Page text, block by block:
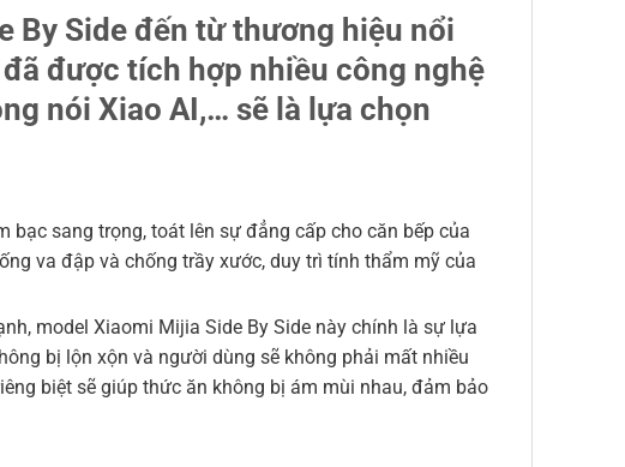
By Side đến từ thương hiệu nổi
được tích hợp nhiều công nghệ
nói Xiao AI,… sẽ là lựa chọn
bạc sang trọng, toát lên sự đẳng cấp cho căn bếp của
va đập và chống trầy xước, duy trì tính thẩm mỹ của
model Xiaomi Mijia Side By Side này chính là sự lựa
bị lộn xộn và người dùng sẽ không phải mất nhiều
biệt sẽ giúp thức ăn không bị ám mùi nhau, đảm bảo